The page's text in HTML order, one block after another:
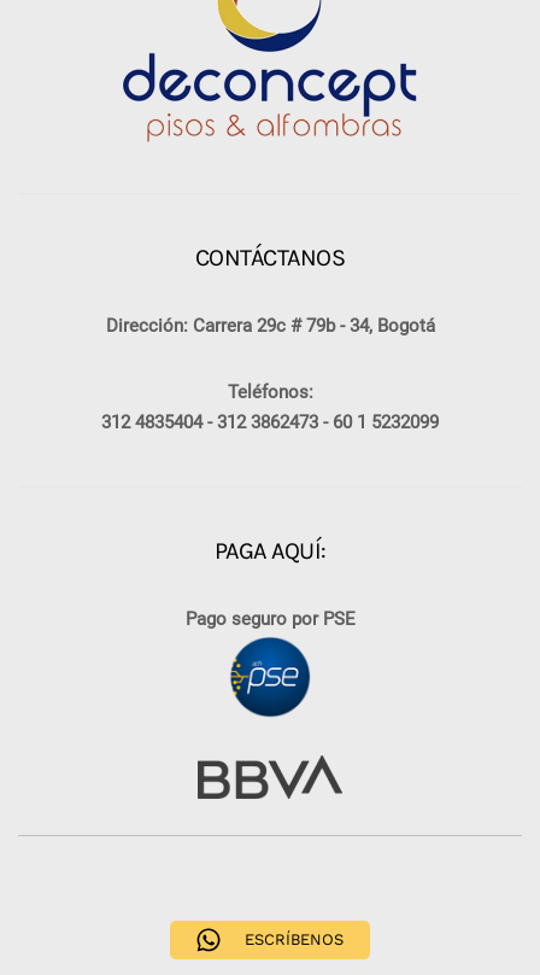
CONTÁCTANOS
Dirección: Carrera 29c # 79b - 34, Bogotá
Teléfonos:
312 4835404 -312 3862473 - 60 1 5232099
PAGA AQUÍ:
Pago seguro por PSE
ESCRÍBENOS